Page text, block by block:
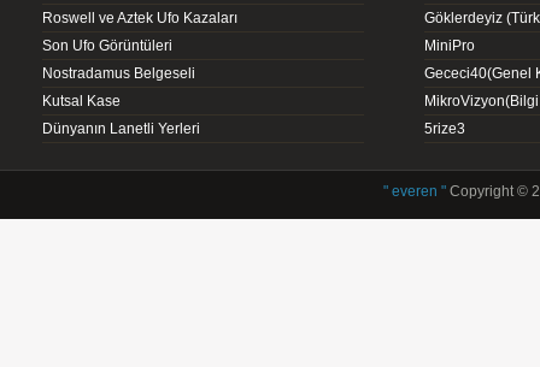
Roswell ve Aztek Ufo Kazaları
Son Ufo Görüntüleri
Nostradamus Belgeseli
Kutsal Kase
Dünyanın Lanetli Yerleri
Göklerdeyiz
MiniPro
Gececi40(Genel
5rize3
" everen "Copyright ©